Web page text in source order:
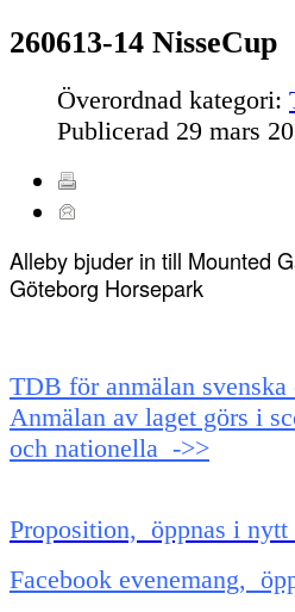
260613-14 NisseCup
Överordnad kategori:
Publicerad 29 mars
Alleby bjuder in till Mounted
Göteborg Horsepark
TDB för anmälan
Anmälan av laget görs i
och nationella ->>
Proposition, öppnas i nytt
Facebook evenemang,